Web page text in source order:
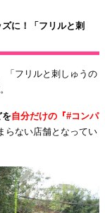
に！「フリルと刺
「フリルと刺しゅうの
を自分だけの『#コンパ
らない店舗となってい